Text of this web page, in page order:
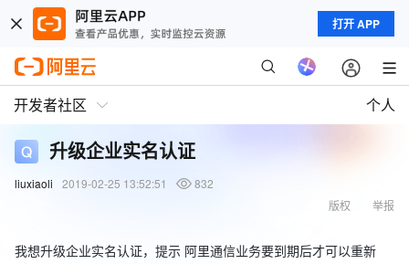
打开 APP
开发者社区 个人
升级企业实名认证
liuxiaoli 2019-02-25 13:52:51
832
举报
版权
我想升级企业实名认证，提示 阿里通信业务要到期后才可以重新